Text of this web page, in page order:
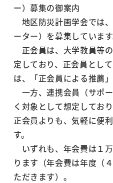
ー）募集の御案内
地区防災計画学会では
ーター）を募集しています
正会員は、大学教員等
定しており、正会員とし
は、「正会員による推薦
一方、連携会員（サポ
く対象として想定してお
正会員よりも、気軽に便
す。
いずれも、年会費は１
ります（年会費は年度（
ただきます）。